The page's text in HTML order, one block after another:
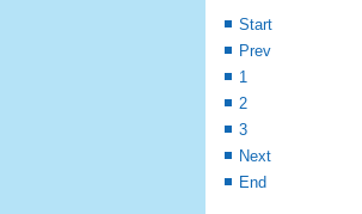
Start
Prev
1
2
3
Next
End